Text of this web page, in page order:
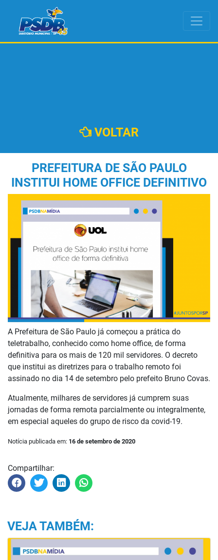
VOLTAR
PREFEITURA DE SÃO PAULO
INSTITUI HOME OFFICE DEFINITIVO
A Prefeitura de São Paulo já começou a prática do
teletrabalho, conhecido como home office, de forma
definitiva para os mais de 120 mil servidores. O decreto
que institui as diretrizes para o trabalho remoto foi
assinado no dia 14 de setembro pelo prefeito Bruno Covas.
Atualmente, milhares de servidores já cumprem suas
jornadas de forma remota parcialmente ou integralmente,
em especial aqueles do grupo de risco da covid-19.
Notícia publicada em: 16 de setembro de 2020
Compartilhar:
VEJA TAMBÉM: